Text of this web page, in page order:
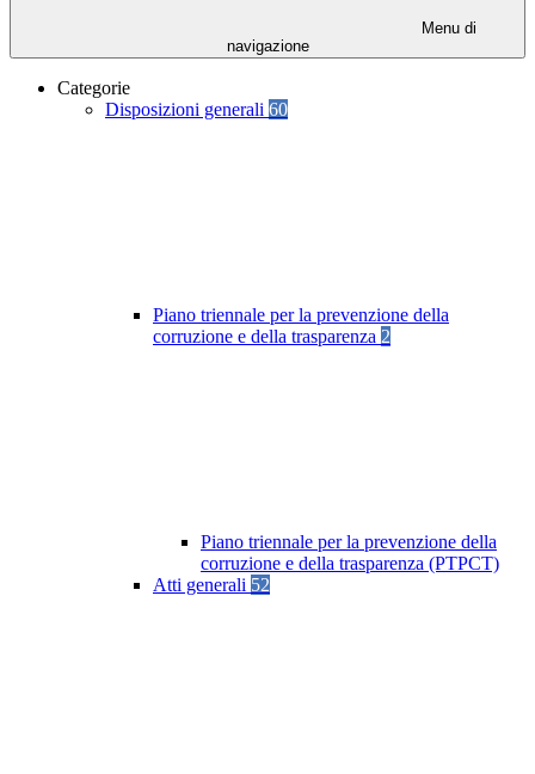
Menu di
navigazione
Categorie
Disposizioni generali 60
Piano triennale per la prevenzione della
corruzione e della trasparenza 2
Piano triennale per la prevenzione della
corruzione e della trasparenza (PTPCT)
Atti generali 52